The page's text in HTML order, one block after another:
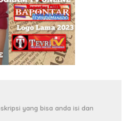
yang bisa anda isi dan